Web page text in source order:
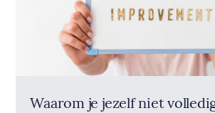
Waarom je jezelf niet